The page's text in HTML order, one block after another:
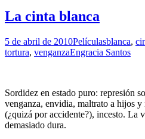
La cinta blanca
5 de abril de 2010Películasblanca,
tortura, venganzaEngracia Santos
Sordidez en estado puro: represión
venganza, envidia, maltrato a hijos y
(¿quizá por accidente?), incesto. La
demasiado dura.